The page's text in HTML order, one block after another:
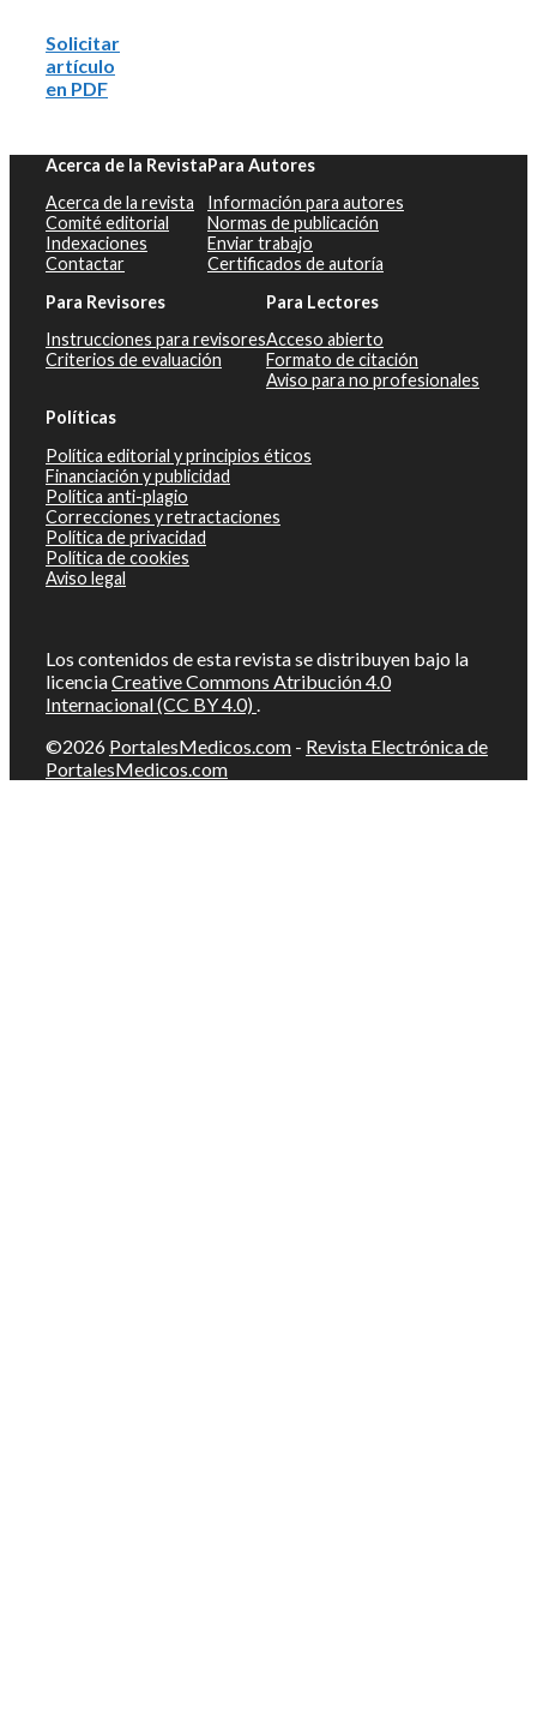
Solicitar
artículo
en PDF
Acerca de la Revista
Acerca de la revista
Comité editorial
Indexaciones
Contactar
Para Autores
Información para autores
Normas de publicación
Enviar trabajo
Certificados de autoría
Para Revisores
Instrucciones para revisores
Criterios de evaluación
Para Lectores
Acceso abierto
Formato de citación
Aviso para no profesionales
Políticas
Política editorial y principios éticos
Financiación y publicidad
Política anti-plagio
Correcciones y retractaciones
Política de privacidad
Política de cookies
Aviso legal
Los contenidos de esta revista se distribuyen bajo la
licenciaCreative Commons Atribución 4.0
Internacional (CC BY 4.0) .
©2026 PortalesMedicos.com - Revista Electrónica de
PortalesMedicos.com